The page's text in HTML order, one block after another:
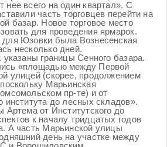
нее всего на один квартал». С
часть торговцев перейти на
базар. Новое торговое место
для проведения ярмарок.
Юзовки была Вознесенская
несколько дней.
указаны границы Сенного базара.
«площадью между Первой
улицей (скорее, продолжением
Марьинская
пр-те) и от
института до лесных складов».
Артема от Институтского до
к началу тридцатых годов
А часть Марьинской улицы
день на участке между